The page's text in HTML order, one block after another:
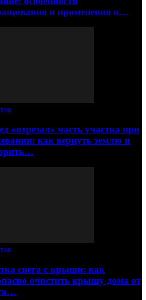
и применения в…
«отрезал» часть участка при
как вернуть землю и
снега с крыши: как
очистить крышу дома от